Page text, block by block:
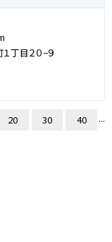
丁目２０−９
20 30 40
...